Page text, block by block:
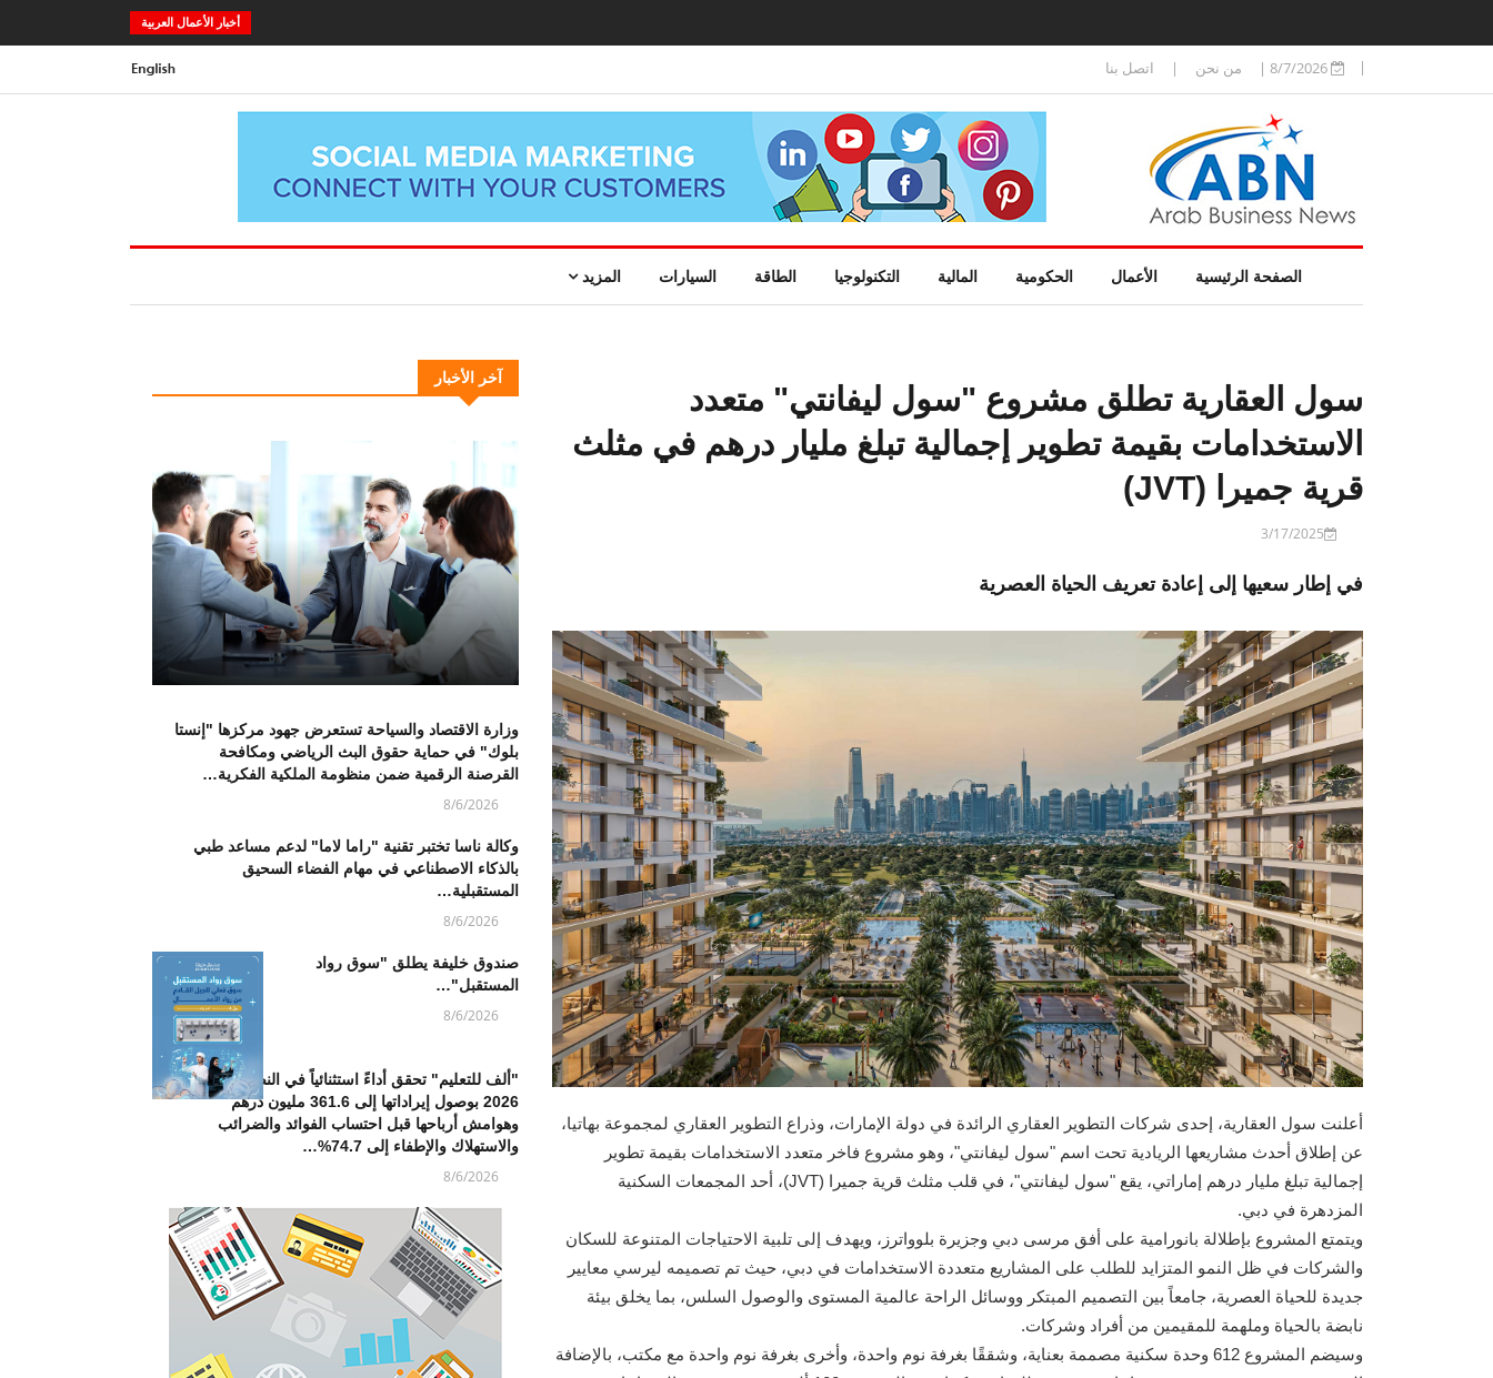
أخبار الأعمال العربية
8/7/2026
| من نحن | اتصل بنا
الصفحة الرئيسية الأعمال الحكومية المالية التكنولوجيا الطاقة السيارات المزيد
سول العقارية تطلق مشروع "سول ليفانتي" متعدد
الاستخدامات بقيمة تطوير إجمالية تبلغ مليار درهم في مثلث
قرية جميرا (JVT)
3/17/2025
في إطار سعيها إلى إعادة تعريف الحياة العصرية
أعلنت سول العقارية، إحدى شركات التطوير العقاري الرائدة في دولة الإمارات، وذراع التطوير العقاري لمجموعة بهاتيا،
عن إطلاق أحدث مشاريعها الريادية تحت اسم "سول ليفانتي"، وهو مشروع فاخر متعدد الاستخدامات بقيمة تطوير
إجمالية تبلغ مليار درهم إماراتي، يقع "سول ليفانتي"، في قلب مثلث قرية جميرا (JVT)، أحد المجمعات السكنية
المزدهرة في دبي.
ويتمتع المشروع بإطلالة بانورامية على أفق مرسى دبي وجزيرة بلوواترز، ويهدف إلى تلبية الاحتياجات المتنوعة للسكان
والشركات في ظل النمو المتزايد للطلب على المشاريع متعددة الاستخدامات في دبي، حيث تم تصميمه ليرسي معايير
جديدة للحياة العصرية، جامعاً بين التصميم المبتكر ووسائل الراحة عالمية المستوى والوصول السلس، بما يخلق بيئة
نابضة بالحياة وملهمة للمقيمين من أفراد وشركات.
وسيضم المشروع 612 وحدة سكنية مصممة بعناية، وشققًا بغرفة نوم واحدة، وأخرى بغرفة نوم واحدة مع مكتب، بالإضافة
آخر الأخبار
وزارة الاقتصاد والسياحة تستعرض جهود مركزها "إنستا
بلوك" في حماية حقوق البث الرياضي ومكافحة
القرصنة الرقمية ضمن منظومة الملكية الفكرية…
8/6/2026
وكالة ناسا تختبر تقنية "راما لاما" لدعم مساعد طبي
بالذكاء الاصطناعي في مهام الفضاء السحيق
المستقبلية…
8/6/2026
صندوق خليفة يطلق "سوق رواد
المستقبل"…
8/6/2026
"ألف للتعليم" تحقق أداءً استثنائياً في النصف الأول من
2026 بوصول إيراداتها إلى 361.6 مليون درهم
وهوامش أرباحها قبل احتساب الفوائد والضرائب
والاستهلاك والإطفاء إلى 74.7%…
8/6/2026